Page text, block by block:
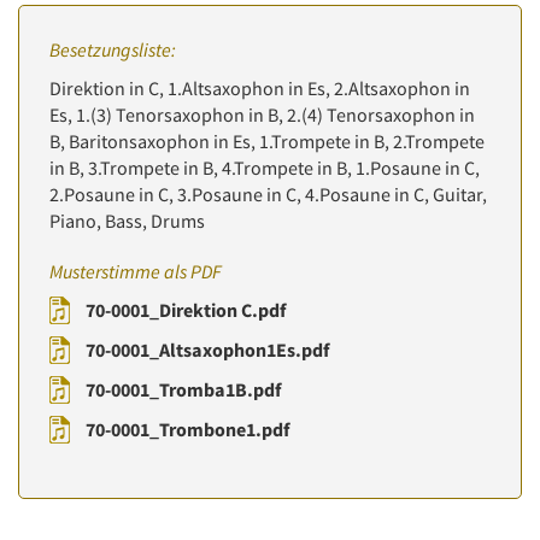
Besetzungsliste:
Direktion in C, 1.Altsaxophon in Es, 2.Altsaxophon in
Es, 1.(3) Tenorsaxophon in B, 2.(4) Tenorsaxophon in
B, Baritonsaxophon in Es, 1.Trompete in B, 2.Trompete
in B, 3.Trompete in B, 4.Trompete in B, 1.Posaune in C,
2.Posaune in C, 3.Posaune in C, 4.Posaune in C, Guitar,
Piano, Bass, Drums
Musterstimme als PDF
70-0001_Direktion C.pdf
70-0001_Altsaxophon1Es.pdf
70-0001_Tromba1B.pdf
70-0001_Trombone1.pdf